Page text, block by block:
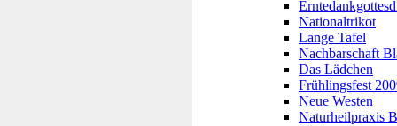
Nationaltrikot
Lange Tafel
Nachbarschaft
Das Lädchen
Frühlingsfest
Neue Westen
Naturheilpraxis